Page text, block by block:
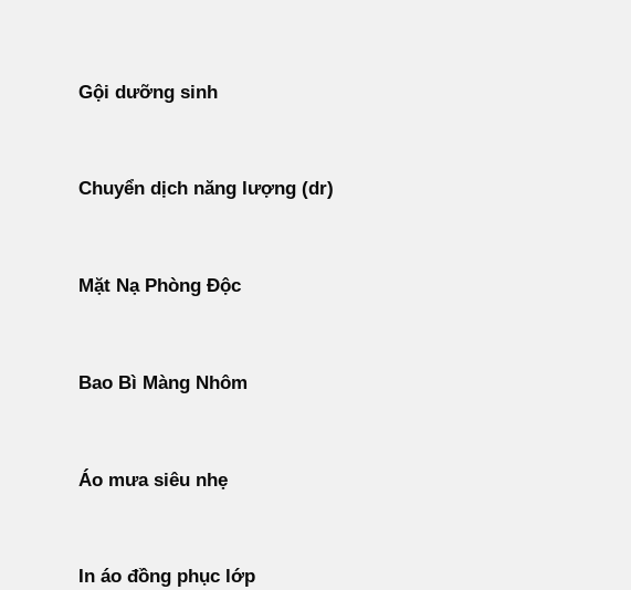
Gội dưỡng sinh
Chuyển dịch năng lượng (dr)
Mặt Nạ Phòng Độc
Bao Bì Màng Nhôm
Áo mưa siêu nhẹ
In áo đồng phục lớp